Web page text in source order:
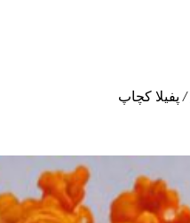
/ پفیلا کچاپ